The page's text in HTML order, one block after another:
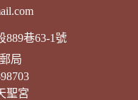
889巷63-1號
局
聖宮